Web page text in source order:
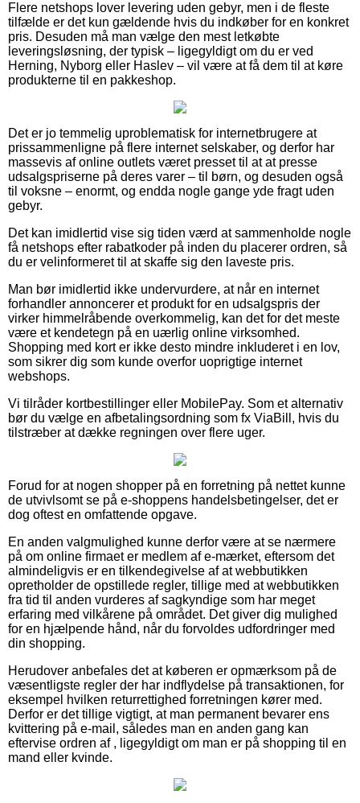
Flere netshops lover levering uden gebyr, men i de fleste
tilfælde er det kun gældende hvis du indkøber for en konkret
pris. Desuden må man vælge den mest letkøbte
leveringsløsning, der typisk – ligegyldigt om du er ved
Herning, Nyborg eller Haslev – vil være at få dem til at køre
produkterne til en pakkeshop.
Det er jo temmelig uproblematisk for internetbrugere at
prissammenligne på flere internet selskaber, og derfor har
massevis af online outlets været presset til at at presse
udsalgspriserne på deres varer – til børn, og desuden også
til voksne – enormt, og endda nogle gange yde fragt uden
gebyr.
Det kan imidlertid vise sig tiden værd at sammenholde nogle
få netshops efter rabatkoder på inden du placerer ordren, så
du er velinformeret til at skaffe sig den laveste pris.
Man bør imidlertid ikke undervurdere, at når en internet
forhandler annoncerer et produkt for en udsalgspris der
virker himmelråbende overkommelig, kan det for det meste
være et kendetegn på en uærlig online virksomhed.
Shopping med kort er ikke desto mindre inkluderet i en lov,
som sikrer dig som kunde overfor uoprigtige internet
webshops.
Vi tilråder kortbestillinger eller MobilePay. Som et alternativ
bør du vælge en afbetalingsordning som fx ViaBill, hvis du
tilstræber at dække regningen over flere uger.
Forud for at nogen shopper på en forretning på nettet kunne
de utvivlsomt se på e-shoppens handelsbetingelser, det er
dog oftest en omfattende opgave.
En anden valgmulighed kunne derfor være at se nærmere
på om online firmaet er medlem af e-mærket, eftersom det
almindeligvis er en tilkendegivelse af at webbutikken
opretholder de opstillede regler, tillige med at webbutikken
fra tid til anden vurderes af sagkyndige som har meget
erfaring med vilkårene på området. Det giver dig mulighed
for en hjælpende hånd, når du forvoldes udfordringer med
din shopping.
Herudover anbefales det at køberen er opmærksom på de
væsentligste regler der har indflydelse på transaktionen, for
eksempel hvilken returrettighed forretningen kører med.
Derfor er det tillige vigtigt, at man permanent bevarer ens
kvittering på e-mail, således man en anden gang kan
eftervise ordren af , ligegyldigt om man er på shopping til en
mand eller kvinde.